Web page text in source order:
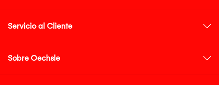
Servicio al Cliente
Sobre Oechsle